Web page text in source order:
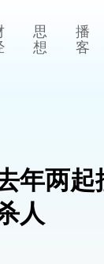
思
想
播
客
年两
人